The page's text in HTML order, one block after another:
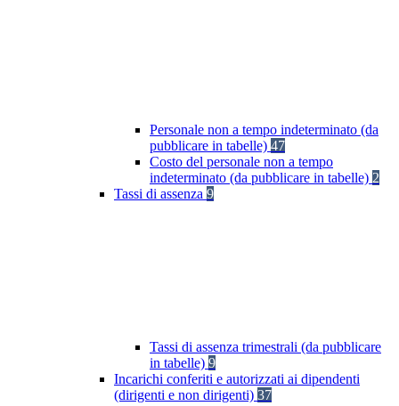
Personale non a tempo indeterminato (da
pubblicare in tabelle) 47
Costo del personale non a tempo
indeterminato (da pubblicare in tabelle) 2
Tassi di assenza 9
Tassi di assenza trimestrali (da pubblicare
in tabelle) 9
Incarichi conferiti e autorizzati ai dipendenti
(dirigenti e non dirigenti) 37